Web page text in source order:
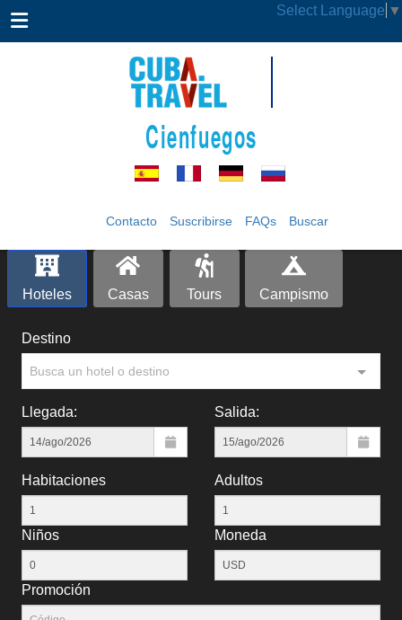
Select Language ▼
Cienfuegos
Contacto Suscribirse FAQs Buscar
Hoteles Casas Tours Campismo
Destino
Busca un hotel o destino
Llegada: Salida:
Habitaciones Adultos
Niños Moneda
Promoción